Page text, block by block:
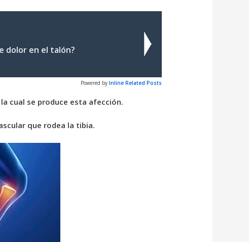
dolor en el talón?
Powered by Inline Related Posts
cual se produce esta afección.
que rodea la tibia.